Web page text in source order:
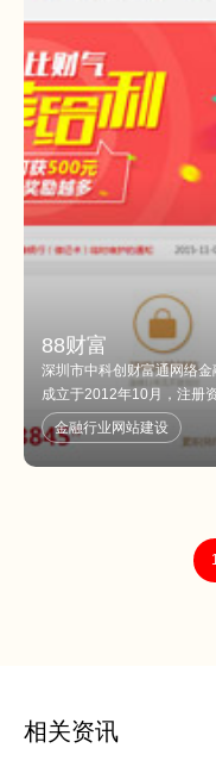
88财富
深圳市中科创财富通网络金
成立于2012年10月，注册
科创金融控股集团有限公司
股东中科创是全国家综合
今已为超过100家上市公司
金融行业网站建设
1
相关资讯